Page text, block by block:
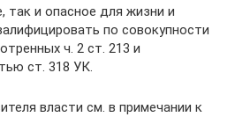
так и опасное для жизни и
по совокупности
ч. 2 ст. 213 и
ст. 318 УК.
власти см. в примечании к